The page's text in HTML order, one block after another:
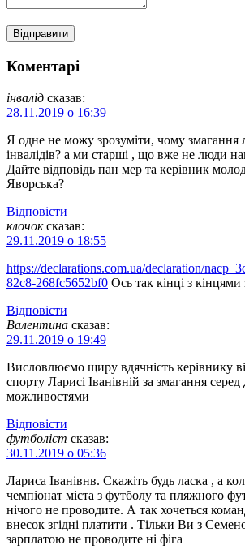
Коментарі
інвалід сказав:
28.11.2019 о 16:39
Я одне не можу зрозуміти, чому змагання
інвалідів? а ми старші , що вже не люди
Дайте відповідь пан мер та керівник
Яворська?
Відповіcти
клочок сказав:
29.11.2019 о 18:55
https://declarations.com.ua/declaration/
82c8-268fc5652bf0 Ось так кінці з кінцями
Відповіcти
Валентина сказав:
29.11.2019 о 19:49
Висловлюємо щиру вдячність керівнику
спорту Ларисі Іванівній за змагання
можливостями
Відповіcти
футболіст сказав:
30.11.2019 о 05:36
Лариса Іванівнв. Скажіть будь ласка , а
чемпіонат міста з футболу та пляжного
нічого не проводите. А так хочеться
внесок згідні платити . Тільки Ви з
зарплатою не проводите ні фіга